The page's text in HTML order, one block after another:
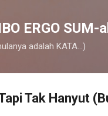
ERGO
adalah KATA...)
Tak Hanyut